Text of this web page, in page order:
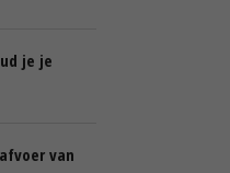
je je
van